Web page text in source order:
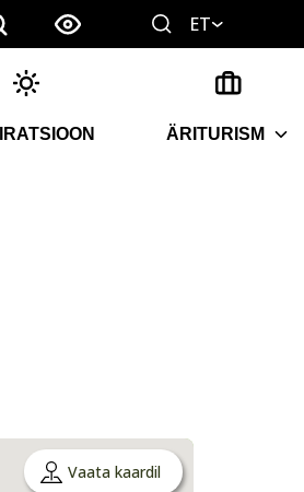
ET
ÄRITURISM
Vaata kaardil